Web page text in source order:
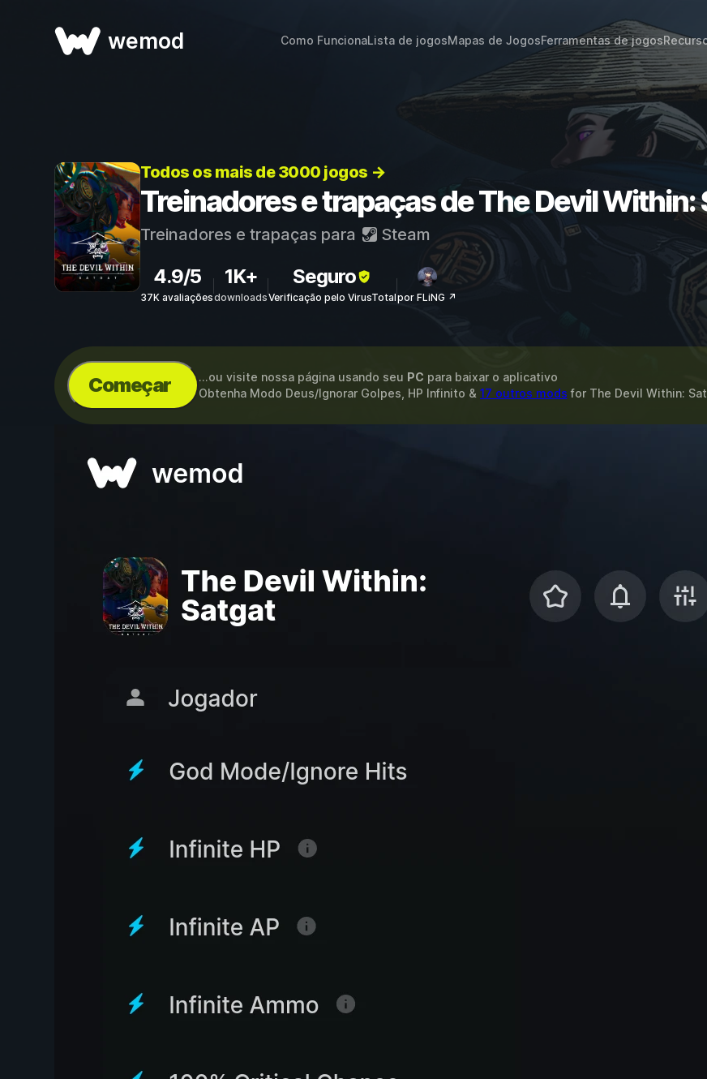
wemod Como FuncionaLista de jogosMapas de JogosFerramentas de jogos
Todos os mais de 3000 jogos →
Treinadores e trapaças de The Devil Within:
Treinadores e trapaças para Steam
4.9/5
37K avaliações
1K+
downloads
Seguro
Verificação pelo VirusTotalpor FLiNG ↗
Começar ...ou visite nossa página usando seu PC para baixar o aplicativo
Obtenha Modo Deus/Ignorar Golpes, HP Infinito & 17 outros mods for The Devil Within: